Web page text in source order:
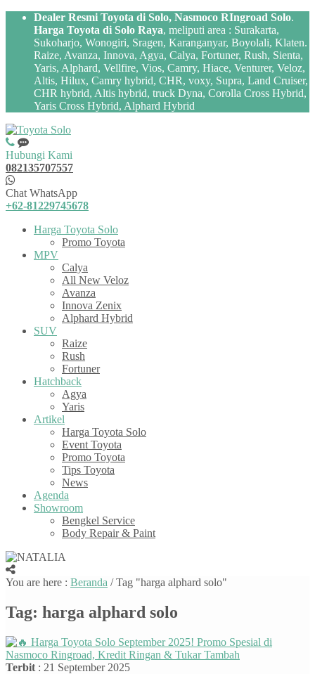
Dealer Resmi Toyota di Solo, Nasmoco RIngroad Solo.
Harga Toyota di Solo Raya, meliputi area : Surakarta,
Sukoharjo, Wonogiri, Sragen, Karanganyar, Boyolali, Klaten.
Raize, Avanza, Innova, Agya, Calya, Fortuner, Rush, Sienta,
Yaris, Alphard, Vellfire, Vios, Camry, Hiace, Venturer, Veloz,
Altis, Hilux, Camry hybrid, CHR, voxy, Supra, Land Cruiser,
CHR hybrid, Altis hybrid, truck Dyna, Corolla Cross Hybrid,
Yaris Cross Hybrid, Alphard Hybrid
Hubungi Kami
082135707557
Chat WhatsApp
+62-81229745678
Harga Toyota Solo
Promo Toyota
MPV
Calya
All New Veloz
Avanza
Innova Zenix
Alphard Hybrid
SUV
Raize
Rush
Fortuner
Hatchback
Agya
Yaris
Artikel
Harga Toyota Solo
Event Toyota
Promo Toyota
Tips Toyota
News
Agenda
Showroom
Bengkel Service
Body Repair & Paint
You are here : Beranda /Tag "harga alphard solo"
Tag: harga alphard solo
Terbit : 21 September 2025